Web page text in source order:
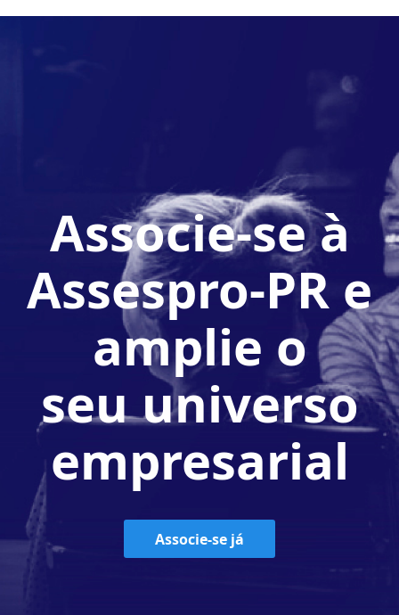
Associe-se à
Assespro-PR e
amplie o
seu universo
empresarial
Associe-se já